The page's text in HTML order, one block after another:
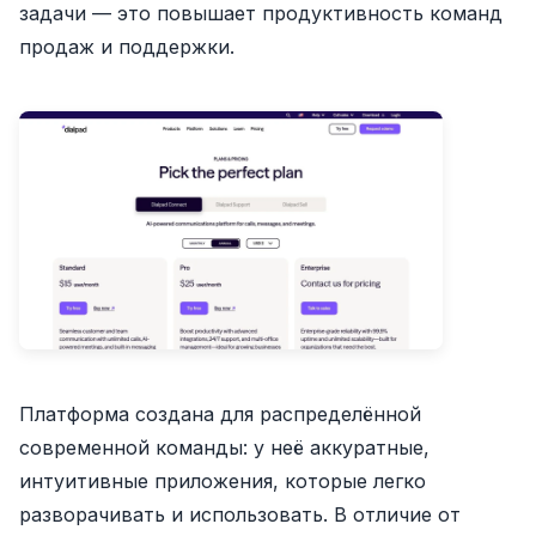
задачи — это повышает продуктивность команд
продаж и поддержки.
Платформа создана для распределённой
современной команды: у неё аккуратные,
интуитивные приложения, которые легко
разворачивать и использовать. В отличие от